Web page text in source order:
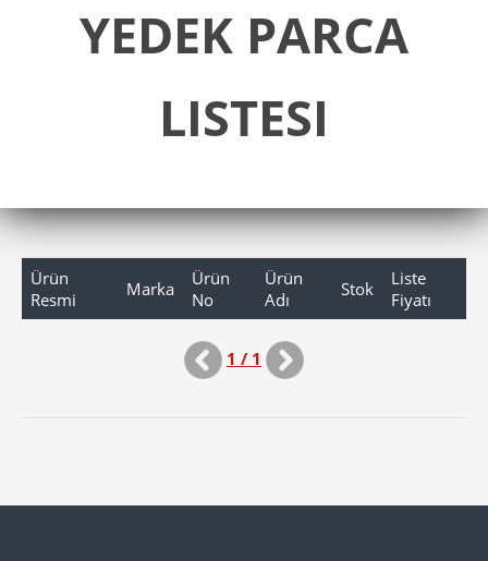
YEDEK PARCA
LISTESI
Ürün
Resmi
Marka
Ürün
No
Ürün
Adı
Stok
Liste
Fiyatı
1 / 1